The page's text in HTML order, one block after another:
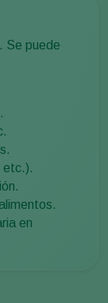
Se puede
etc.).
en